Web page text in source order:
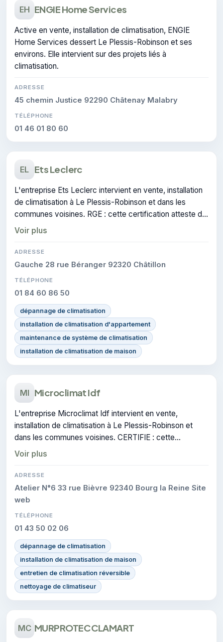
EH ENGIE Home Services
Active en vente, installation de climatisation, ENGIE
Home Services dessert Le Plessis-Robinson et ses
environs. Elle intervient sur des projets liés à
climatisation.
ADRESSE
45 chemin Justice 92290 Châtenay Malabry
TÉLÉPHONE
01 46 01 80 60
EL Ets Leclerc
L'entreprise Ets Leclerc intervient en vente, installation
de climatisation à Le Plessis-Robinson et dans les
communes voisines. RGE : cette certification atteste du
savoir-faire de l'entreprise.
Voir plus
ADRESSE
Gauche 28 rue Béranger 92320 Châtillon
TÉLÉPHONE
01 84 60 86 50
dépannage de climatisation
installation de climatisation d'appartement
maintenance de système de climatisation
installation de climatisation de maison
MI Microclimat Idf
L'entreprise Microclimat Idf intervient en vente,
installation de climatisation à Le Plessis-Robinson et
dans les communes voisines. CERTIFIE : cette
certification atteste du savoir-faire de l'entreprise.
Voir plus
ADRESSE
Atelier N°6 33 rue Bièvre 92340 Bourg la Reine Site
web
TÉLÉPHONE
01 43 50 02 06
dépannage de climatisation
installation de climatisation de maison
entretien de climatisation réversible
nettoyage de climatiseur
MC MURPROTEC CLAMART